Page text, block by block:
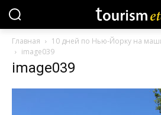
Главная
10 дней по Нью-Йорку на
image039
image039